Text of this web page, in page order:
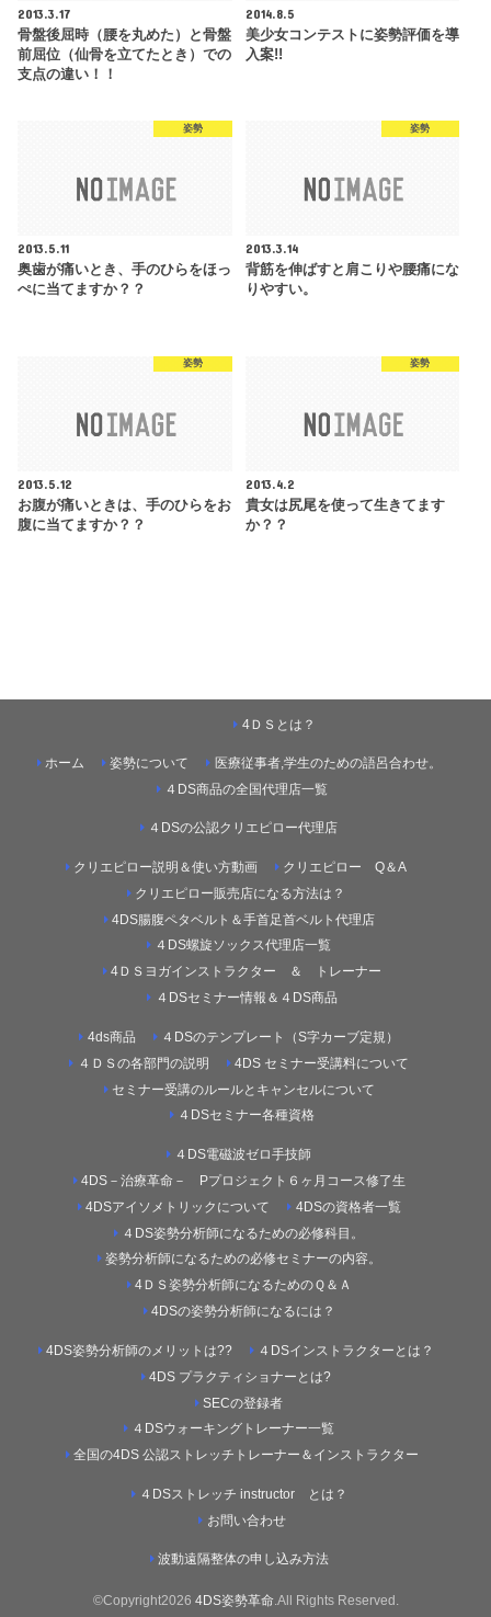
2013.3.17
骨盤後屈時（腰を丸めた）と骨盤
前屈位（仙骨を立てたとき）での
支点の違い！！
2014.8.5
美少女コンテストに姿勢評価を導
入案!!
姿勢
2013.5.11
奥歯が痛いとき、手のひらをほっ
ぺに当てますか？？
姿勢
2013.3.14
背筋を伸ばすと肩こりや腰痛にな
りやすい。
姿勢
2013.5.12
お腹が痛いときは、手のひらをお
腹に当てますか？？
姿勢
2013.4.2
貴女は尻尾を使って生きてます
か？？
ホーム
4ＤＳとは？
姿勢について
医療従事者,学生のための語呂合わせ。
４DS商品の全国代理店一覧
４DSの公認クリエピロー代理店
クリエピロー説明＆使い方動画
クリエピロー Q＆A
クリエピロー販売店になる方法は？
4DS腸腹ペタベルト＆手首足首ベルト代理店
４DS螺旋ソックス代理店一覧
4ＤＳヨガインストラクター ＆ トレーナー
４DSセミナー情報＆４DS商品
4ds商品
４DSのテンプレート（S字カーブ定規）
４ＤＳの各部門の説明
4DS セミナー受講料について
セミナー受講のルールとキャンセルについて
４DSセミナー各種資格
４DS電磁波ゼロ手技師
4DS－治療革命－ Pプロジェクト６ヶ月コース修了生
4DSアイソメトリックについて
4DSの資格者一覧
４DS姿勢分析師になるための必修科目。
姿勢分析師になるための必修セミナーの内容。
4ＤＳ姿勢分析師になるためのＱ＆Ａ
4DSの姿勢分析師になるには？
4DS姿勢分析師のメリットは??
４DSインストラクターとは？
4DS プラクティショナーとは?
SECの登録者
４DSウォーキングトレーナー一覧
全国の4DS 公認ストレッチトレーナー＆インストラクター
４DSストレッチ instructor とは？
お問い合わせ
波動遠隔整体の申し込み方法
©Copyright2026 4DS姿勢革命 .All Rights Reserved.